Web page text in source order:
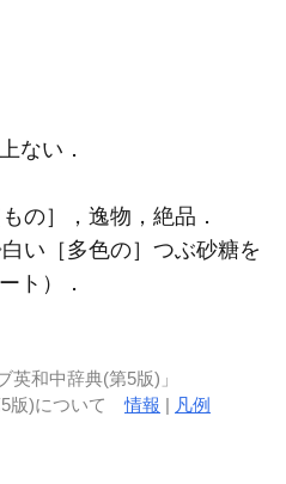
ない ．
の］，逸物，絶品 ．
い［多色の］つぶ砂糖を
ト）
．
英和中辞典(第5版)」
5版)について情報 | 凡例